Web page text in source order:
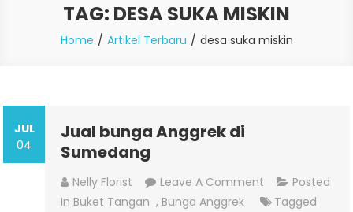
TAG: DESA SUKA MISKIN
Home Artikel Terbaru desa suka miskin
JUL
04
Jual bunga Anggrek di
Sumedang
Nelly Florist Leave A Comment On
Jual
Posted
In Buket Tangan , Bunga Anggrek
Tagged